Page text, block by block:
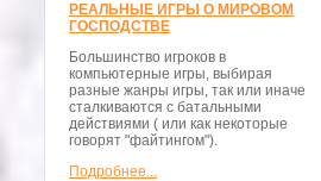
РЕАЛЬНЫЕ ИГРЫ О МИРОВОМ
ГОСПОДСТВЕ
Большинство игроков в
компьютерные игры, выбирая
разные жанры игры, так или иначе
сталкиваются с батальными
действиями ( или как некоторые
говорят "файтингом").
Подробнее...